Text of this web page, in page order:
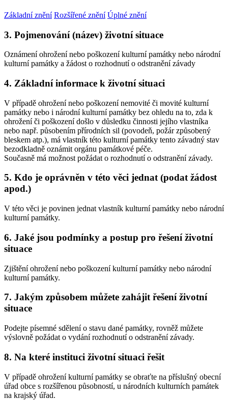
Základní znění Rozšířené znění Úplné znění
3. Pojmenování (název) životní situace
Oznámení ohrožení nebo poškození kulturní památky nebo národní
kulturní památky a žádost o rozhodnutí o odstranění závady
4. Základní informace k životní situaci
V případě ohrožení nebo poškození nemovité či movité kulturní
památky nebo i národní kulturní památky bez ohledu na to, zda k
ohrožení či poškození došlo v důsledku činnosti jejího vlastníka
nebo např. působením přírodních sil (povodeň, požár způsobený
bleskem atp.), má vlastník této kulturní památky tento závadný stav
bezodkladně oznámit orgánu památkové péče.
Současně má možnost požádat o rozhodnutí o odstranění závady.
5. Kdo je oprávněn v této věci jednat (podat žádost
apod.)
V této věci je povinen jednat vlastník kulturní památky nebo národní
kulturní památky.
6. Jaké jsou podmínky a postup pro řešení životní
situace
Zjištění ohrožení nebo poškození kulturní památky nebo národní
kulturní památky.
7. Jakým způsobem můžete zahájit řešení životní
situace
Podejte písemné sdělení o stavu dané památky, rovněž můžete
výslovně požádat o vydání rozhodnutí o odstranění závady.
8. Na které instituci životní situaci řešit
V případě ohrožení kulturní památky se obraťte na příslušný obecní
úřad obce s rozšířenou působností, u národních kulturních památek
na krajský úřad.